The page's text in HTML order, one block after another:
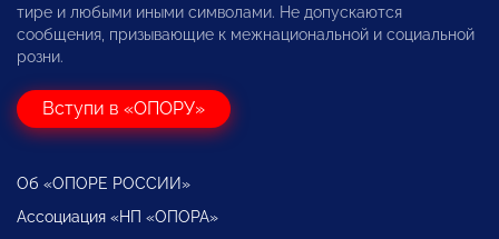
тире и любыми иными символами. Не допускаются
сообщения, призывающие к межнациональной и социальной
розни.
Вступи в «ОПОРУ»
Об «ОПОРЕ РОССИИ»
Ассоциация «НП «ОПОРА»